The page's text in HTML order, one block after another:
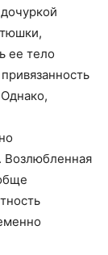
ее тело
Возлюбленная